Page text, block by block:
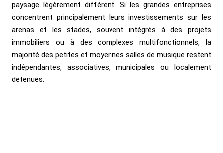
paysage légèrement différent. Si les grandes entreprises
concentrent principalement leurs investissements sur les
arenas et les stades, souvent intégrés à des projets
immobiliers ou à des complexes multifonctionnels, la
majorité des petites et moyennes salles de musique restent
indépendantes, associatives, municipales ou localement
détenues.